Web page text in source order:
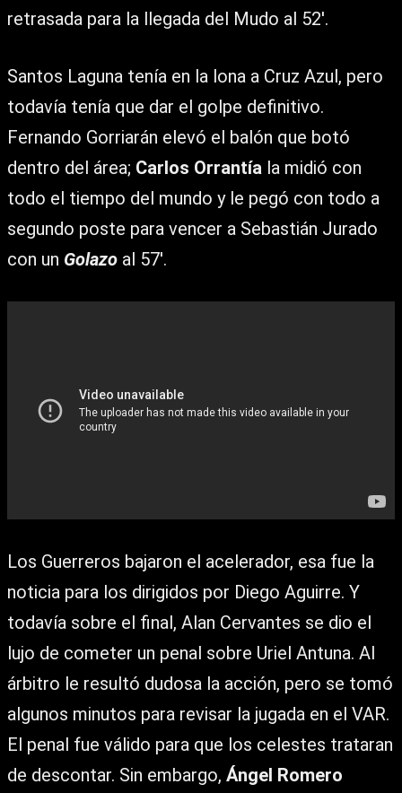
retrasada para la llegada del Mudo al 52′.
Santos Laguna tenía en la lona a Cruz Azul, pero
todavía tenía que dar el golpe definitivo.
Fernando Gorriarán elevó el balón que botó
dentro del área; Carlos Orrantía la midió con
todo el tiempo del mundo y le pegó con todo a
segundo poste para vencer a Sebastián Jurado
con un Golazo al 57′.
Los Guerreros bajaron el acelerador, esa fue la
noticia para los dirigidos por Diego Aguirre. Y
todavía sobre el final, Alan Cervantes se dio el
lujo de cometer un penal sobre Uriel Antuna. Al
árbitro le resultó dudosa la acción, pero se tomó
algunos minutos para revisar la jugada en el VAR.
El penal fue válido para que los celestes trataran
de descontar. Sin embargo, Ángel Romero